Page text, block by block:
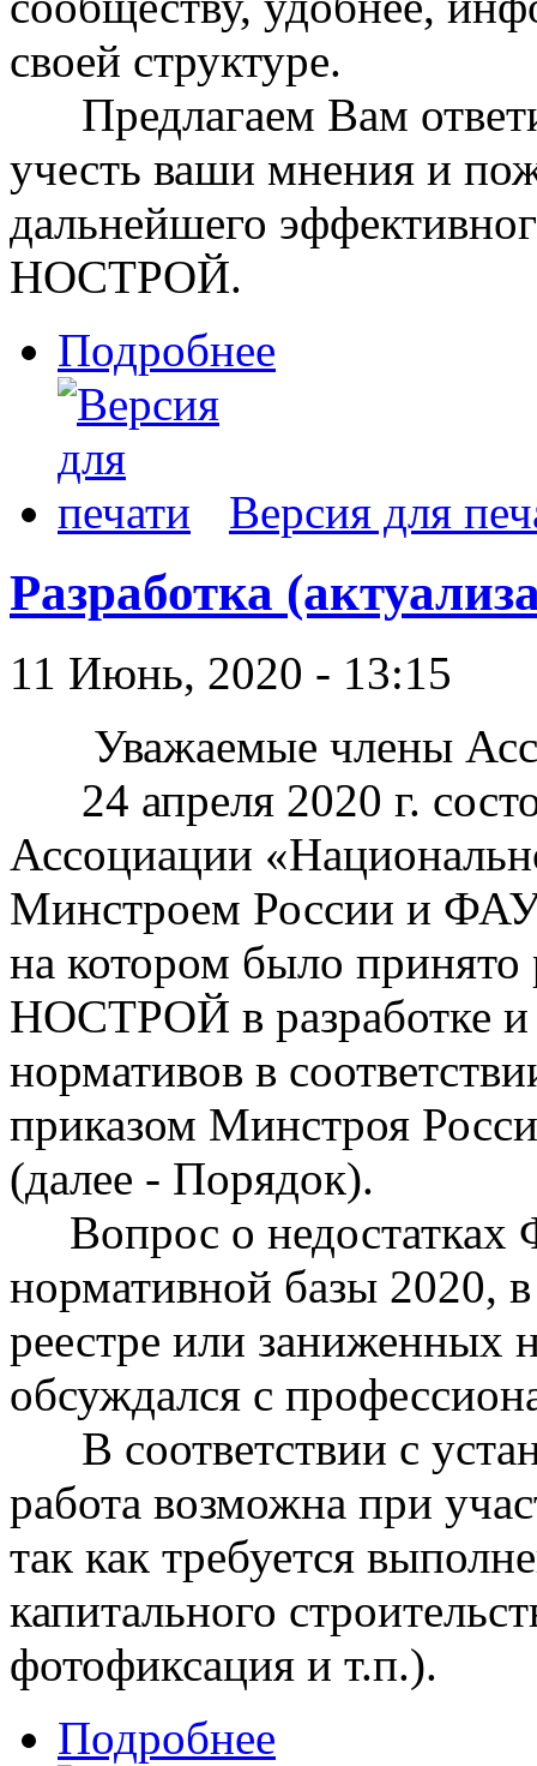
своей структуре.
Предлагаем Вам
учесть ваши мнения и
дальнейшего
НОСТРОЙ.
Подробнее
Версия для
Разработка
11 Июнь, 2020 - 13:15
Уважаемые члены
24 апреля 2020 г.
Ассоциации
Минстроем России и ФАУ
на котором было
НОСТРОЙ в разработке и
нормативов в
приказом Минстроя
(далее - Порядок).
Вопрос о недостатках
нормативной базы 2020,
реестре или заниженных
обсуждался с
В соответствии с
работа возможна при
так как требуется
капитального
фотофиксация и т.п.).
Подробнее